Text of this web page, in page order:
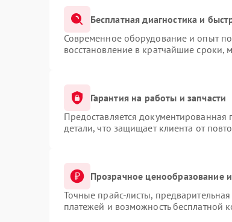
Бесплатная диагностика и
Современное оборудование и опыт
восстановление в кратчайшие сроки,
Гарантия на работы и запчасти
Предоставляется
детали, что защищает клиента от
Прозрачное ценообразование
Точные прайс-листы,
платежей и возможность бесплатной